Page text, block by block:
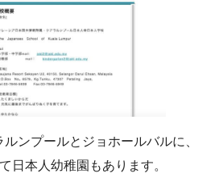
ンプールとジョホールバルに、
日本人幼稚園もあります。